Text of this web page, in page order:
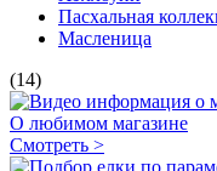
Пасхальная
Масленица
(14)
О любимом магазине
Смотреть >